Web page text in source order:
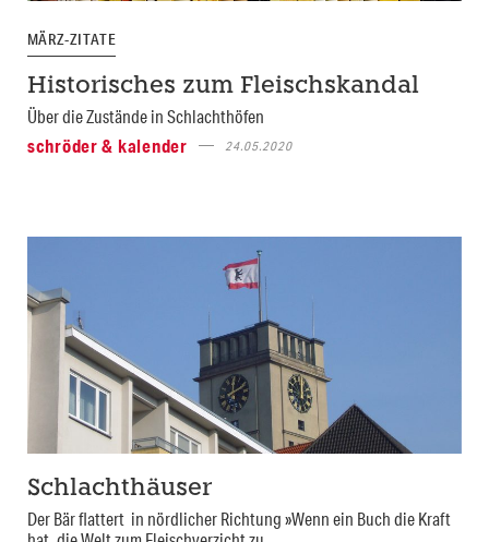
MÄRZ-ZITATE
Historisches zum Fleischskandal
Über die Zustände in Schlachthöfen
schröder & kalender
24.05.2020
Schlachthäuser
Der Bär flattert in nördlicher Richtung »Wenn ein Buch die Kraft